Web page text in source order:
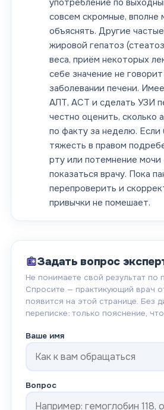
употребление по
совсем скромные, вполне
объяснять. Другие
жировой гепатоз
веса, приём некоторых
себе значение не
заболевании печени.
АЛТ, АСТ и сделать УЗИ
честно оценить, сколько
по факту за неделю. Если
тяжесть в правом
рту или потемнение
показаться врачу. Пока
перепроверить и
привычки не помешает.
Задать вопрос
Не понимаете свой результат по
Спросите — практикующий врач
появится на этой странице. Без
переписке: только пояснение,
Ваше имя
Вопрос